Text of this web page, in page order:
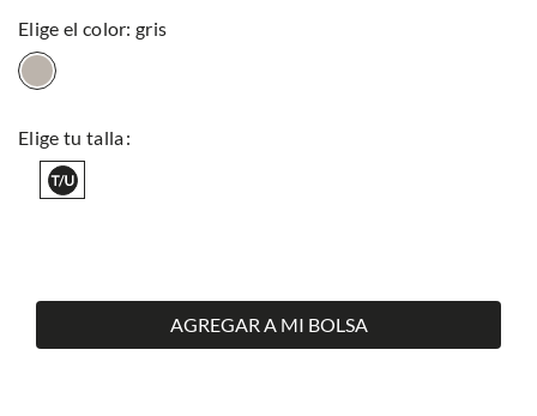
: gris
AGREGAR A MI BOLSA